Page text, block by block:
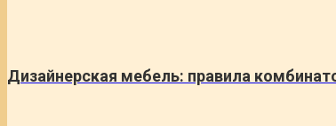
Дизайнерская мебель: правила